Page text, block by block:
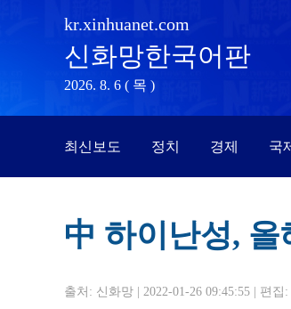
kr.xinhuanet.com
신화망한국어판
2026. 8. 6 ( 목 )
최신보도 정치 경제 국
中 하이난성,
출처: 신화망 | 2022-01-26 09:45:55 | 편집: